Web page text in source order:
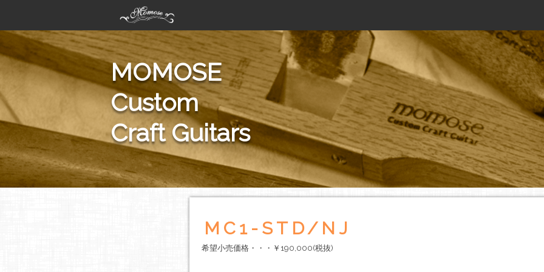
MOMOSE
Custom
Craft Guitars
MC1-STD/NJ
希望小売価格・・・￥190,000(税抜)